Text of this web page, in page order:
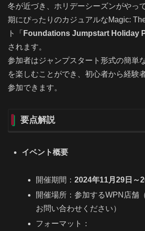
冬が近づき、ホリデーシーズンがやっ
期にぴったりのカジュアルなMagic:
ト「 Foundations Jumpstart Holiday
されます。
参加者はジャンプスタート形式の簡単
を楽しむことができ、初心者から経験
参加できます。
要点解説
イベント概要
開催期間：2024年11月29日～
開催場所：参加するWPN店舗
お問い合わせください）
フォーマット：